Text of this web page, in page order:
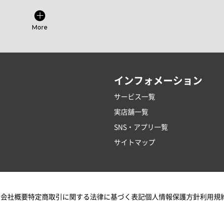
More
インフォメーション
サービス一覧
実店舗一覧
SNS・アプリ一覧
サイトマップ
会社概要特定商取引に関する法律に基づく表記個人情報保護方針利用規